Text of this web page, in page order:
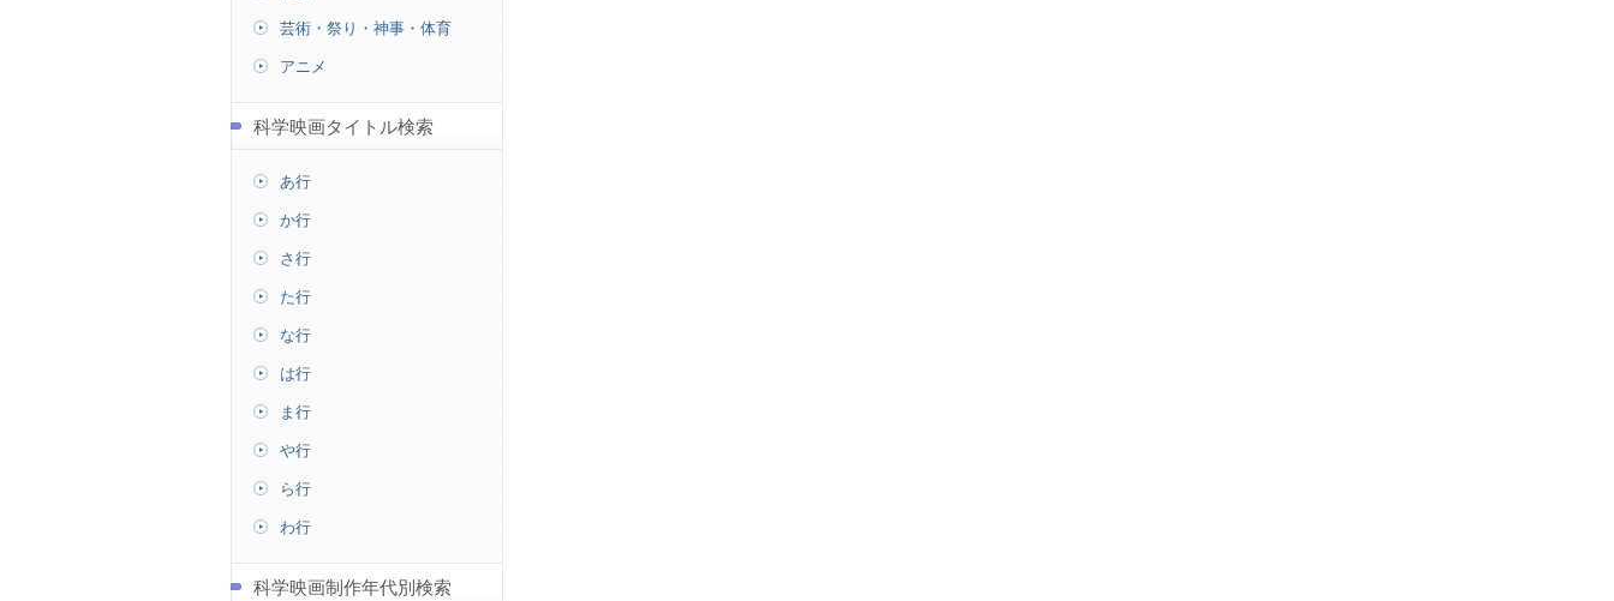
芸術・祭り・神事・体育
アニメ
科学映画タイトル検索
あ行
か行
さ行
た行
な行
は行
ま行
や行
ら行
わ行
科学映画制作年代別検索